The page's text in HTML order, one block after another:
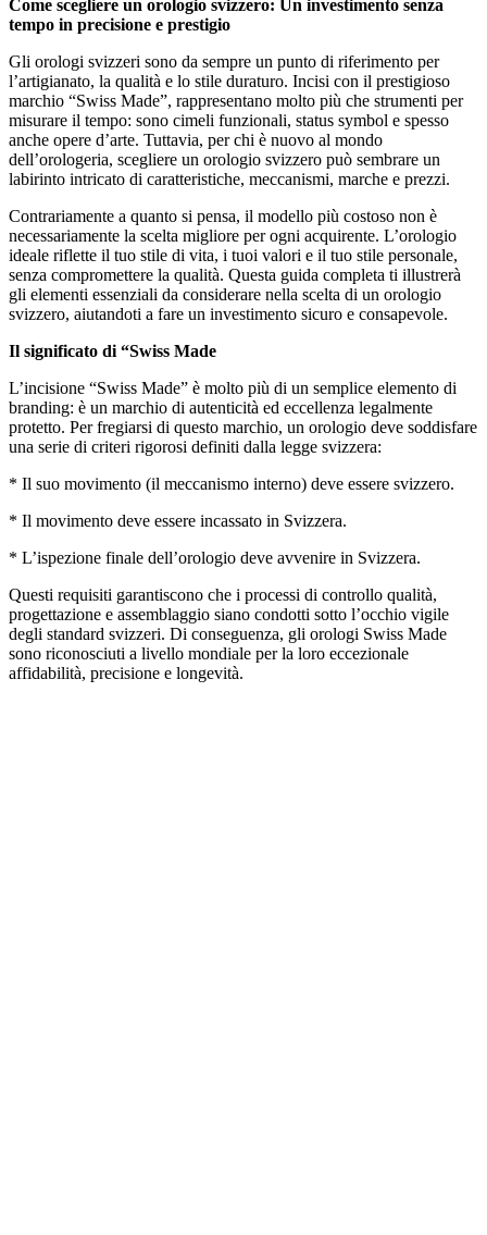
Come scegliere un orologio svizzero: Un investimento senza
tempo in precisione e prestigio
Gli orologi svizzeri sono da sempre un punto di riferimento per
l’artigianato, la qualità e lo stile duraturo. Incisi con il prestigioso
marchio “Swiss Made”, rappresentano molto più che strumenti per
misurare il tempo: sono cimeli funzionali, status symbol e spesso
anche opere d’arte. Tuttavia, per chi è nuovo al mondo
dell’orologeria, scegliere un orologio svizzero può sembrare un
labirinto intricato di caratteristiche, meccanismi, marche e prezzi.
Contrariamente a quanto si pensa, il modello più costoso non è
necessariamente la scelta migliore per ogni acquirente. L’orologio
ideale riflette il tuo stile di vita, i tuoi valori e il tuo stile personale,
senza compromettere la qualità. Questa guida completa ti illustrerà
gli elementi essenziali da considerare nella scelta di un orologio
svizzero, aiutandoti a fare un investimento sicuro e consapevole.
Il significato di “Swiss Made
L’incisione “Swiss Made” è molto più di un semplice elemento di
branding: è un marchio di autenticità ed eccellenza legalmente
protetto. Per fregiarsi di questo marchio, un orologio deve soddisfare
una serie di criteri rigorosi definiti dalla legge svizzera:
* Il suo movimento (il meccanismo interno) deve essere svizzero.
* Il movimento deve essere incassato in Svizzera.
* L’ispezione finale dell’orologio deve avvenire in Svizzera.
Questi requisiti garantiscono che i processi di controllo qualità,
progettazione e assemblaggio siano condotti sotto l’occhio vigile
degli standard svizzeri. Di conseguenza, gli orologi Swiss Made
sono riconosciuti a livello mondiale per la loro eccezionale
affidabilità, precisione e longevità.